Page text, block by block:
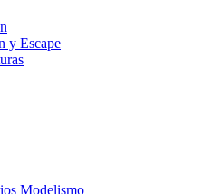
y Escape
Modelismo